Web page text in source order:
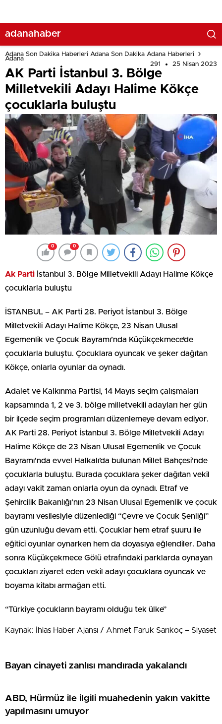
adanahaber
Adana Son Dakika Haberleri Adana Son Dakika Adana Haberleri
Adana
291
25 Nisan 2023
AK Parti İstanbul 3. Bölge
Milletvekili Adayı Halime Kökçe
çocuklarla buluştu
0 0
Ak Parti İstanbul 3. Bölge Milletvekili Adayı Halime Kökçe
çocuklarla buluştu
İSTANBUL – AK Parti 28. Periyot İstanbul 3. Bölge
Milletvekili Adayı Halime Kökçe, 23 Nisan Ulusal
Egemenlik ve Çocuk Bayramı’nda Küçükçekmece’de
çocuklarla buluştu. Çocuklara oyuncak ve şeker dağıtan
Kökçe, onlarla oyunlar da oynadı.
Adalet ve Kalkınma Partisi, 14 Mayıs seçim çalışmaları
kapsamında 1, 2 ve 3. bölge milletvekili adayları her gün
bir ilçede seçim programları düzenlemeye devam ediyor.
AK Parti 28. Periyot İstanbul 3. Bölge Milletvekili Adayı
Halime Kökçe de 23 Nisan Ulusal Egemenlik ve Çocuk
Bayramı’nda evvel Halkalı’da bulunan Millet Bahçesi’nde
çocuklarla buluştu. Burada çocuklara şeker dağıtan vekil
adayı vakit zaman onlarla oyun da oynadı. Etraf ve
Şehircilik Bakanlığı’nın 23 Nisan Ulusal Egemenlik ve çocuk
bayramı vesilesiyle düzenlediği “Çevre ve Çocuk Şenliği”
gün uzunluğu devam etti. Çocuklar hem etraf şuuru ile
eğitici oyunlar oynarken hem da doyasıya eğlendiler. Daha
sonra Küçükçekmece Gölü etrafındaki parklarda oynayan
çocukları ziyaret eden vekil adayı çocuklara oyuncak ve
boyama kitabı armağan etti.
“Türkiye çocukların bayramı olduğu tek ülke”
Kaynak: İhlas Haber Ajansı / Ahmet Faruk Sarıkoç – Siyaset
Bayan cinayeti zanlısı mandırada yakalandı
ABD, Hürmüz ile ilgili muahedenin yakın vakitte
yapılmasını umuyor